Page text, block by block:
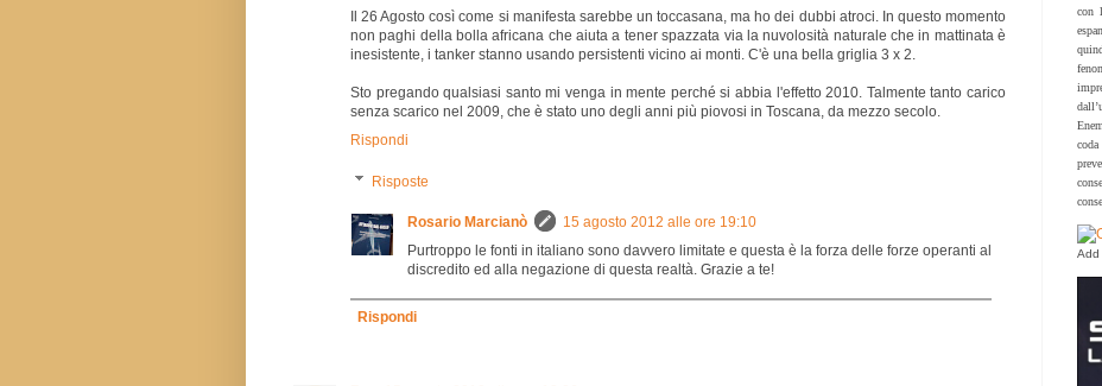
Il 26 Agosto così come si manifesta sarebbe un toccasana, ma ho dei dubbi atroci. In questo momento
non paghi della bolla africana che aiuta a tener spazzata via la nuvolosità naturale che in mattinata è
inesistente, i tanker stanno usando persistenti vicino ai monti. C'è una bella griglia 3 x 2.
Sto pregando qualsiasi santo mi venga in mente perché si abbia l'effetto 2010. Talmente tanto carico
senza scarico nel 2009, che è stato uno degli anni più piovosi in Toscana, da mezzo secolo.
Rispondi
Risposte
Rosario Marcianò
15 agosto 2012 alle ore 19:10
Purtroppo le fonti in italiano sono davvero limitate e questa è la forza delle forze operanti al
discredito ed alla negazione di questa realtà. Grazie a te!
Rispondi
con
Add